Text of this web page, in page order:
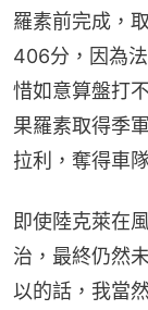
羅素前完成，
406分，因為
惜如意算盤打
果羅素取得季
拉利，奪得車
即使陸克萊在
治，最終仍然
以的話，我當